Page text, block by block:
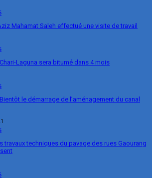
Mahamat Saleh effectué une visite de travail
Laguna sera bitumé dans 4 mois
le démarrage de l’aménagement du canal
travaux techniques du pavage des rues Gaourang